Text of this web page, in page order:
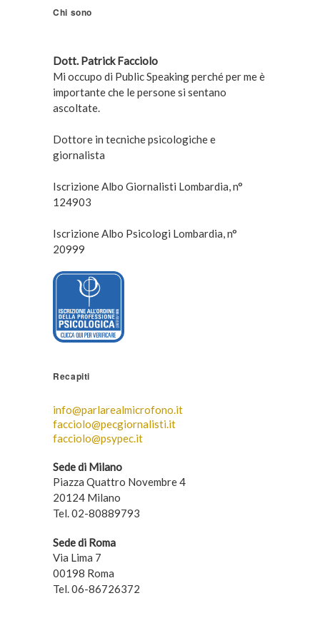
Chi sono
Dott. Patrick Facciolo
Mi occupo di Public Speaking perché per me è
importante che le persone si sentano
ascoltate.
Dottore in tecniche psicologiche e
giornalista
Iscrizione Albo Giornalisti Lombardia, n°
124903
Iscrizione Albo Psicologi Lombardia, n°
20999
Recapiti
info@parlarealmicrofono.it
facciolo@pecgiornalisti.it
facciolo@psypec.it
Sede di Milano
Piazza Quattro Novembre 4
20124 Milano
Tel. 02-80889793
Sede di Roma
Via Lima 7
00198 Roma
Tel. 06-86726372